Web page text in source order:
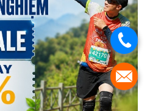
.
.